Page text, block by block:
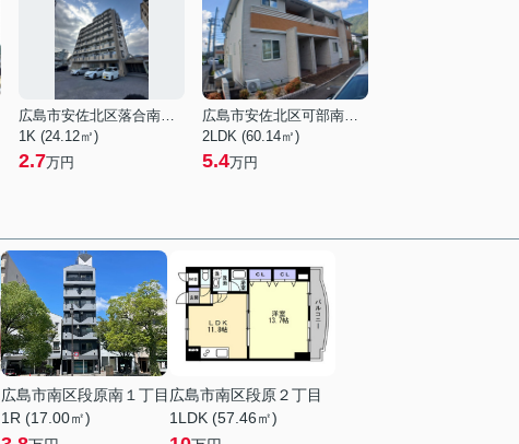
広島市安佐北区落合南３丁目
1K (24.12㎡)
2.7万円
広島市安佐北区可部南１丁目
2LDK (60.14㎡)
5.4万円
広島市南区段原南１丁目
1R (17.00㎡)
広島市南区段原２丁目
1LDK (57.46㎡)